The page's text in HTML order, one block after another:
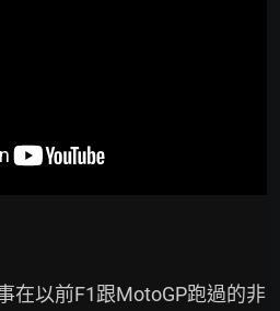
在以前F1跟MotoGP跑過的非